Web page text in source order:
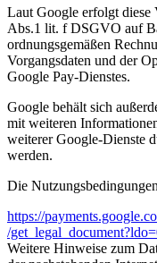
Laut Google erfolgt diese
Abs.1 lit. f DSGVO auf
ordnungsgemäßen
Vorgangsdaten und der
Google Pay-Dienstes.
Google behält sich
mit weiteren
weiterer Google-Dienste
werden.
Die
https://
/get_legal_document
Weitere Hinweise zum